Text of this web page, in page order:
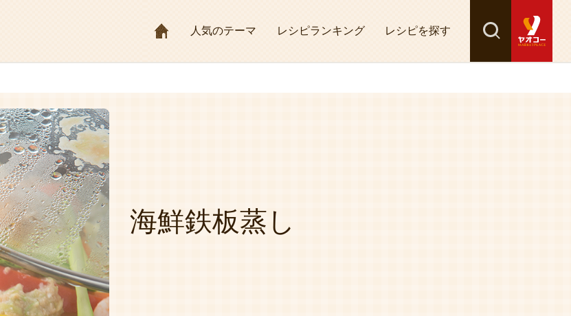
HOME人気のテーマ レシピランキング レシピを探す 検索
探す
海鮮鉄板蒸し